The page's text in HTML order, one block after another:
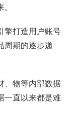
擎打造用户账号
周期的逐步递
、物等内部数据
一直以来都是难